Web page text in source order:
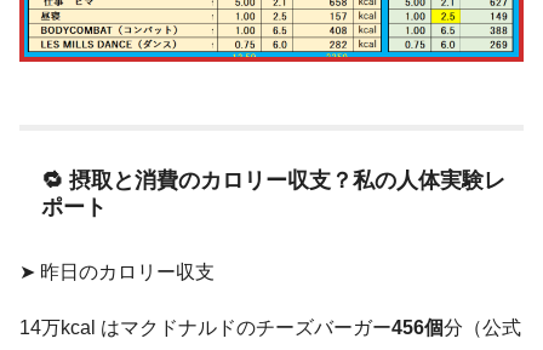
🔁 摂取と消費のカロリー収支？私の人体実験レ
ポート
➤ 昨日のカロリー収支
14万kcal はマクドナルドのチーズバーガー456個分（公式